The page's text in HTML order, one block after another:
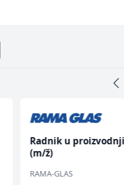
Radnik u proizvodnji
(m/ž)
RAMA-GLAS